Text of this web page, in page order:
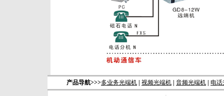
产品导航>>>多业务光端机 视频光端机 音频光端机 电话